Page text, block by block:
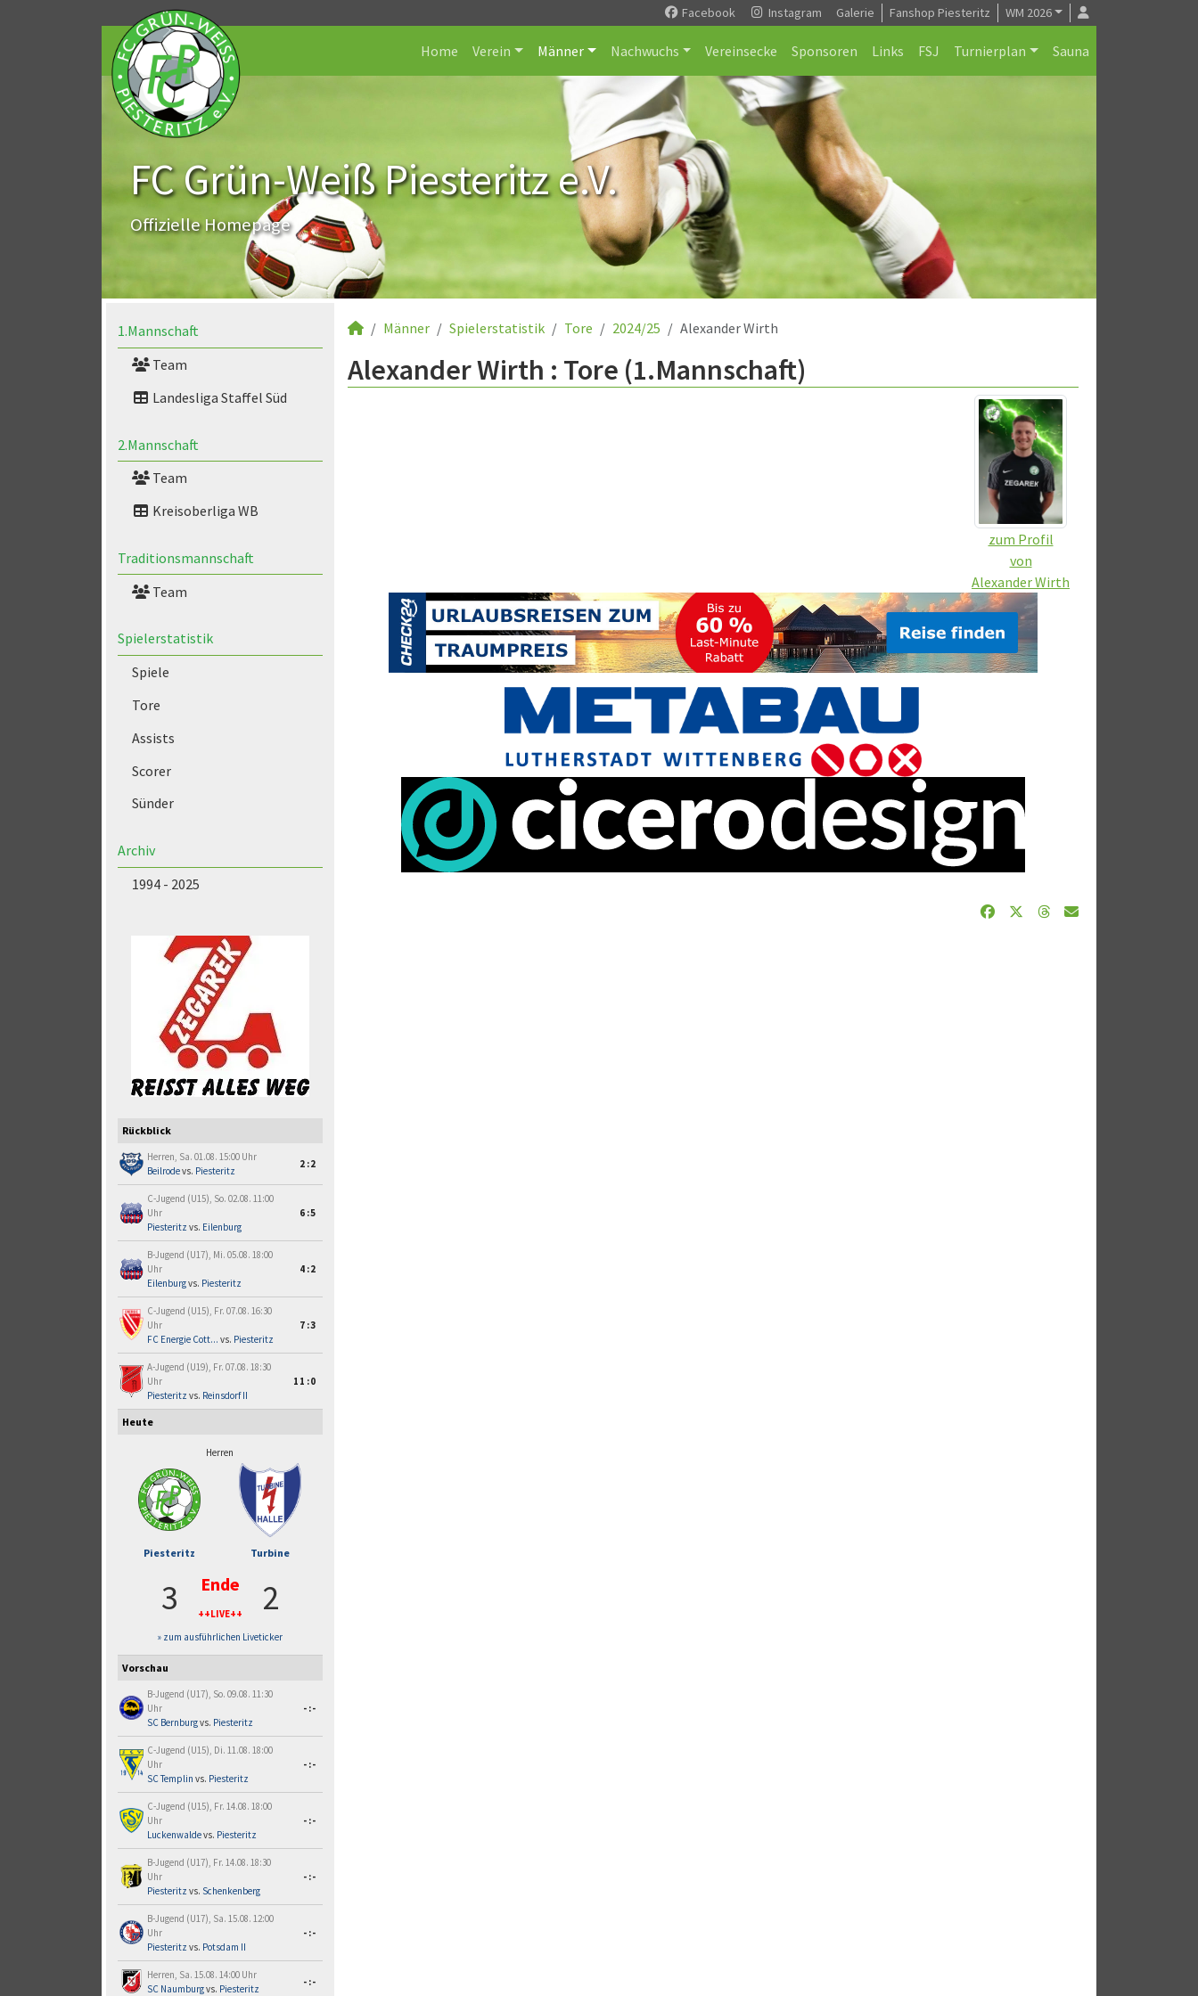
Facebook Instagram Galerie Fanshop Piesteritz WM 2026
Home Verein Männer Nachwuchs Vereinsecke Sponsoren Links FSJ Turnierplan Sauna
FC Grün-Weiß Piesteritz e.V.
Offizielle Homepage
1.Mannschaft
Team
Landesliga Staffel Süd
2.Mannschaft
Team
Kreisoberliga WB
Traditionsmannschaft
Team
Spielerstatistik
Spiele
Tore
Assists
Scorer
Sünder
Archiv
1994 - 2025
Rückblick
Herren, Sa. 01.08. 15:00 Uhr
Beilrodevs. Piesteritz
2:2
C-Jugend (U15), So. 02.08. 11:00
Uhr
Piesteritz vs. Eilenburg
6:5
B-Jugend (U17), Mi. 05.08. 18:00
Uhr
Eilenburgvs. Piesteritz
4:2
C-Jugend (U15), Fr. 07.08. 16:30
Uhr
FC Energie Cott... vs. Piesteritz
7:3
A-Jugend (U19), Fr. 07.08. 18:30
Uhr
Piesteritz vs. Reinsdorf II
11:0
Heute
Herren
Piesteritz Turbine
3 Ende
++LIVE++ 2
» zum ausführlichen Liveticker
Vorschau
B-Jugend (U17), So. 09.08. 11:30
Uhr
SC Bernburgvs. Piesteritz
-:-
C-Jugend (U15), Di. 11.08. 18:00
Uhr
SC Templin vs. Piesteritz
-:-
C-Jugend (U15), Fr. 14.08. 18:00
Uhr
Luckenwaldevs. Piesteritz
-:-
B-Jugend (U17), Fr. 14.08. 18:30
Uhr
Piesteritz vs. Schenkenberg
-:-
B-Jugend (U17), Sa. 15.08. 12:00
Uhr
Piesteritz vs. Potsdam II
-:-
Herren, Sa. 15.08. 14:00 Uhr
SC Naumburgvs. Piesteritz
-:-
Männer Spielerstatistik Tore 2024/25 Alexander Wirth
Alexander Wirth : Tore (1.Mannschaft)
zum Profil
von
Alexander Wirth